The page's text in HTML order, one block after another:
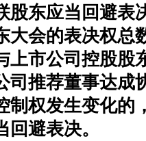
股东应当回避表
大会的表决权总
市公司控股股
司推荐董事达成
制权发生变化的
避表决。